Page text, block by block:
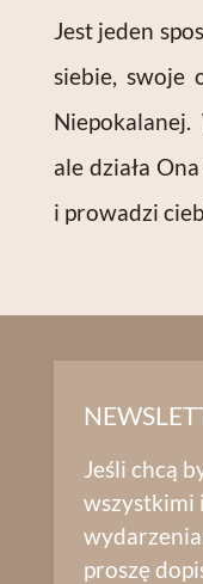
Jest jeden
siebie, swoje
ale działa
i prowadzi
Jeśli chcą
wszystkimi
proszę